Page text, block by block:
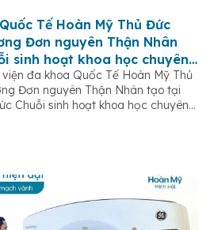
Tế Hoàn Mỹ Thủ Đức
Đơn nguyên Thận Nhân
sinh hoạt khoa học chuyên
đa khoa Quốc Tế Hoàn Mỹ Thủ
Đơn nguyên Thận Nhân tạo tại
Chuỗi sinh hoạt khoa học chuyên
chiến lược […]